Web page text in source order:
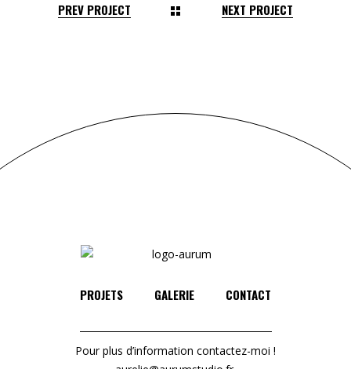
PREV PROJECT NEXT PROJECT
PROJETS GALERIE CONTACT
Pour plus d’information contactez-moi !